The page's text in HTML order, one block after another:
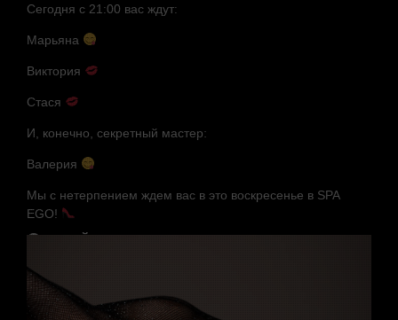
Сегодня с 21:00 вас ждут:
Марьяна
Виктория
Стася
И, конечно, секретный мастер:
Валерия
Мы с нетерпением ждем вас в это воскресенье в SPA
EGO!
Случайные мастера